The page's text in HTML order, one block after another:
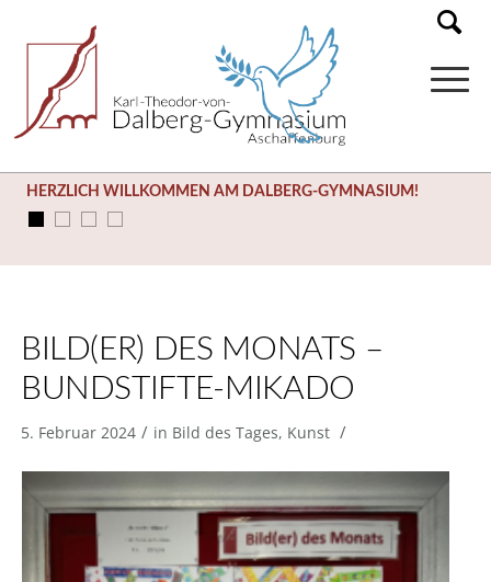
HERZLICH WILLKOMMEN AM DALBERG-GYMNASIUM!
BILD(ER) DES MONATS –
BUNDSTIFTE-MIKADO
5. Februar 2024 / in Bild des Tages, Kunst /